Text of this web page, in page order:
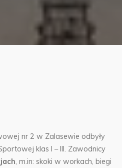
nr 2 w Zalasewie odbyły
klas I – III. Zawodnicy
, m.in: skoki w workach, biegi